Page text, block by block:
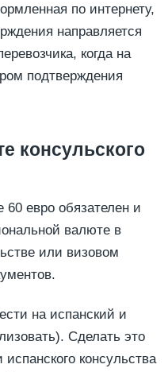
по интернету,
направляется
когда на
подтверждения
консульского
60 евро обязателен и
валюте в
или визовом
на испанский и
Сделать это
консульства